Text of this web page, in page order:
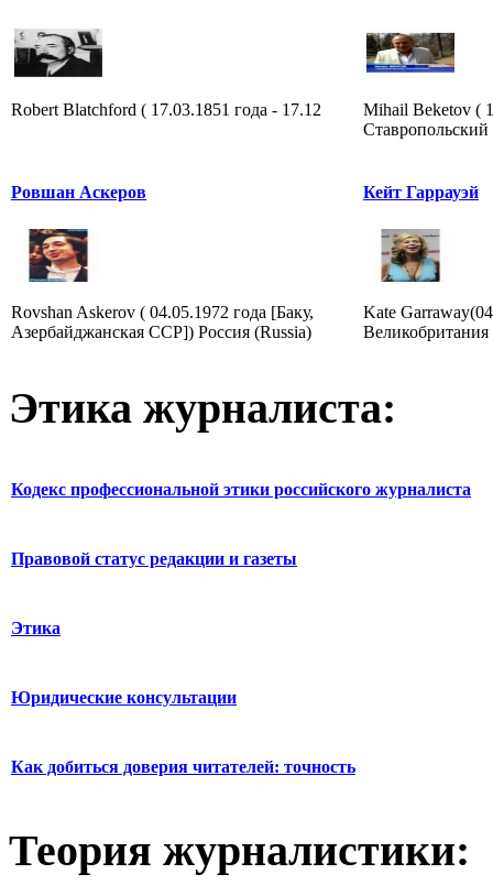
Robert Blatchford ( 17.03.1851 года - 17.12
Mihail Beketov (
Ставропольский
Ровшан Аскеров
Rovshan Askerov ( 04.05.1972 года [Баку,
Азербайджанская ССР]) Россия (Russia)
Кейт Гаррауэй
Kate
Этика журналиста:
Кодекс профессиональной этики российского журналиста
Правовой статус редакции и газеты
Этика
Юридические консультации
Как добиться доверия читателей: точность
Теория журналистики: